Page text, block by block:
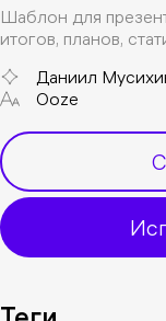
Шаблон для
итогов, планов,
Даниил
Ooze